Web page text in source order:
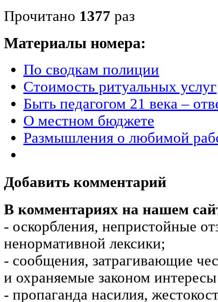
Прочитано 1377 раз
Материалы номера:
По сводкам полиции
Стоимость ритуальных услуг
Быть педагогом 21 века –
О местном бюджете
Размышления о любимой
Добавить комментарий
В комментариях на нашем
- оскорбления, непристойные
ненормативной лексики;
- сообщения, затрагивающие
и охраняемые законом
- пропаганда насилия,